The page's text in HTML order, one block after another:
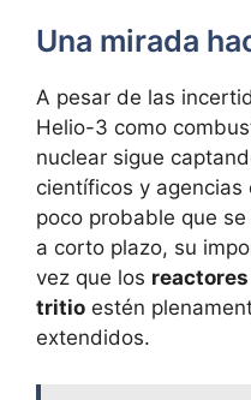
Una mirada
A pesar de las
Helio-3 como
nuclear sigue
científicos y agencias
poco probable que
a corto plazo, su
vez que los
tritio estén
extendidos.